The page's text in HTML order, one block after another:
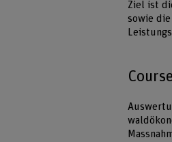
Ziel ist
sowie